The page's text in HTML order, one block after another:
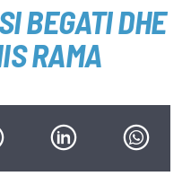
BEGATI DHE
RAMA